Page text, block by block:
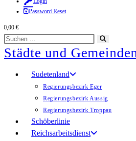
Inhalt
springenPassword Reset
0,00 €
Diese
Website
durchsuchen
starten
Städte und
Sudetenland
Regierungsbezirk Eger
Regierungsbezirk Aussig
Regierungsbezirk Troppau
Schöberlinie
Reichsarbeitsdienst